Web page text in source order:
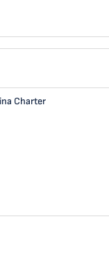
Charter